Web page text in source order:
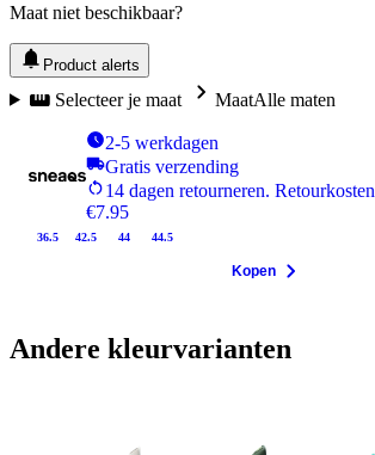
Maat niet beschikbaar?
Product alerts
Selecteer je maat MaatAlle maten
2-5 werkdagen
Gratis verzending
14 dagen retourneren. Retourkosten
€7.95
36.5 42.5 44 44.5
Kopen
Andere kleurvarianten